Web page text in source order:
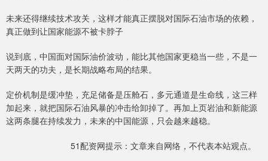
未来还得继续技术攻关，这样才能真正摆脱对国际石油市场的依赖，
真正做到让国家能源不被卡脖子
说到底，中国面对国际油价波动，能比其他国家更稳当一些，不是一
天两天的功夫，是长期战略布局的结果。
定价机制是缓冲垫，充足储备是压舱石，多元通道是生命线，这三样
加起来，就把国际石油风暴的冲击给卸掉了。再加上页岩油和新能源
这两条腿在持续发力，未来的中国能源，只会越来越稳。
51配资网提示：文章来自网络，不代表本站观点。